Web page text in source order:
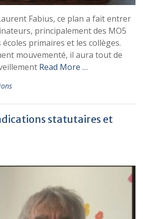
Fabius, ce plan a fait entrer
principalement des MO5
écoles primaires et les collèges.
mouvementé, il aura tout de
Read More …
statutaires et